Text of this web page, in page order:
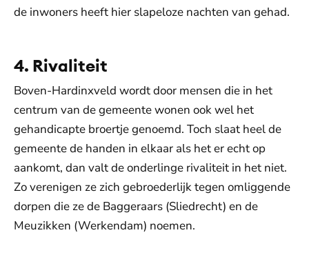
de inwoners heeft hier slapeloze nachten van gehad.
4. Rivaliteit
Boven-Hardinxveld wordt door mensen die in het
centrum van de gemeente wonen ook wel het
gehandicapte broertje genoemd. Toch slaat heel de
gemeente de handen in elkaar als het er echt op
aankomt, dan valt de onderlinge rivaliteit in het niet.
Zo verenigen ze zich gebroederlijk tegen omliggende
dorpen die ze de Baggeraars (Sliedrecht) en de
Meuzikken (Werkendam) noemen.